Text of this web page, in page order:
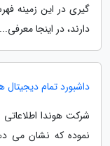
گیری در این زمینه
دارند، در اینجا معرفی...
داشبورد تمام
شرکت هوندا
نموده که نشان می